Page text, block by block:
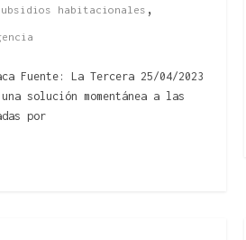
habitacionales ,
Fuente: La Tercera 25/04/2023
solución momentánea a las
por